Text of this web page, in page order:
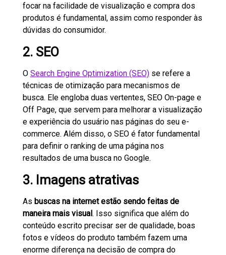
focar na facilidade de visualização e compra dos
produtos é fundamental, assim como responder às
dúvidas do consumidor.
2. SEO
O Search Engine Optimization (SEO)se refere a
técnicas de otimização para mecanismos de
busca. Ele engloba duas vertentes, SEO On-page e
Off Page, que servem para melhorar a visualização
e experiência do usuário nas páginas do seu e-
commerce. Além disso, o SEO é fator fundamental
para definir o ranking de uma página nos
resultados de uma busca no Google.
3. Imagens atrativas
As buscas na internet estão sendo feitas de
maneira mais visual. Isso significa que além do
conteúdo escrito precisar ser de qualidade, boas
fotos e vídeos do produto também fazem uma
enorme diferença na decisão de compra do